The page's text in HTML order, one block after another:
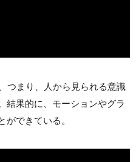
つまり、人から見られる意識
結果的に、モーションやグラ
ができている。